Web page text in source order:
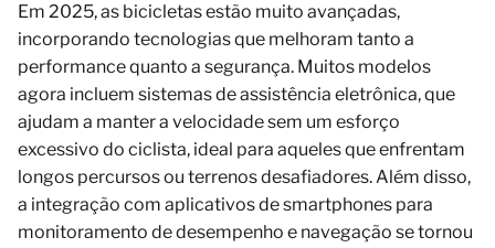
Em 2025, as bicicletas estão muito avançadas,
incorporando tecnologias que melhoram tanto a
performance quanto a segurança. Muitos modelos
agora incluem sistemas de assistência eletrônica, que
ajudam a manter a velocidade sem um esforço
excessivo do ciclista, ideal para aqueles que enfrentam
longos percursos ou terrenos desafiadores. Além disso,
a integração com aplicativos de smartphones para
monitoramento de desempenho e navegação se tornou